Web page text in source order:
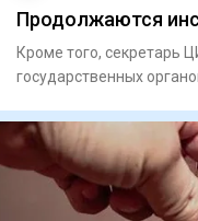
Продолжаются
Кроме того, секретарь
государственных